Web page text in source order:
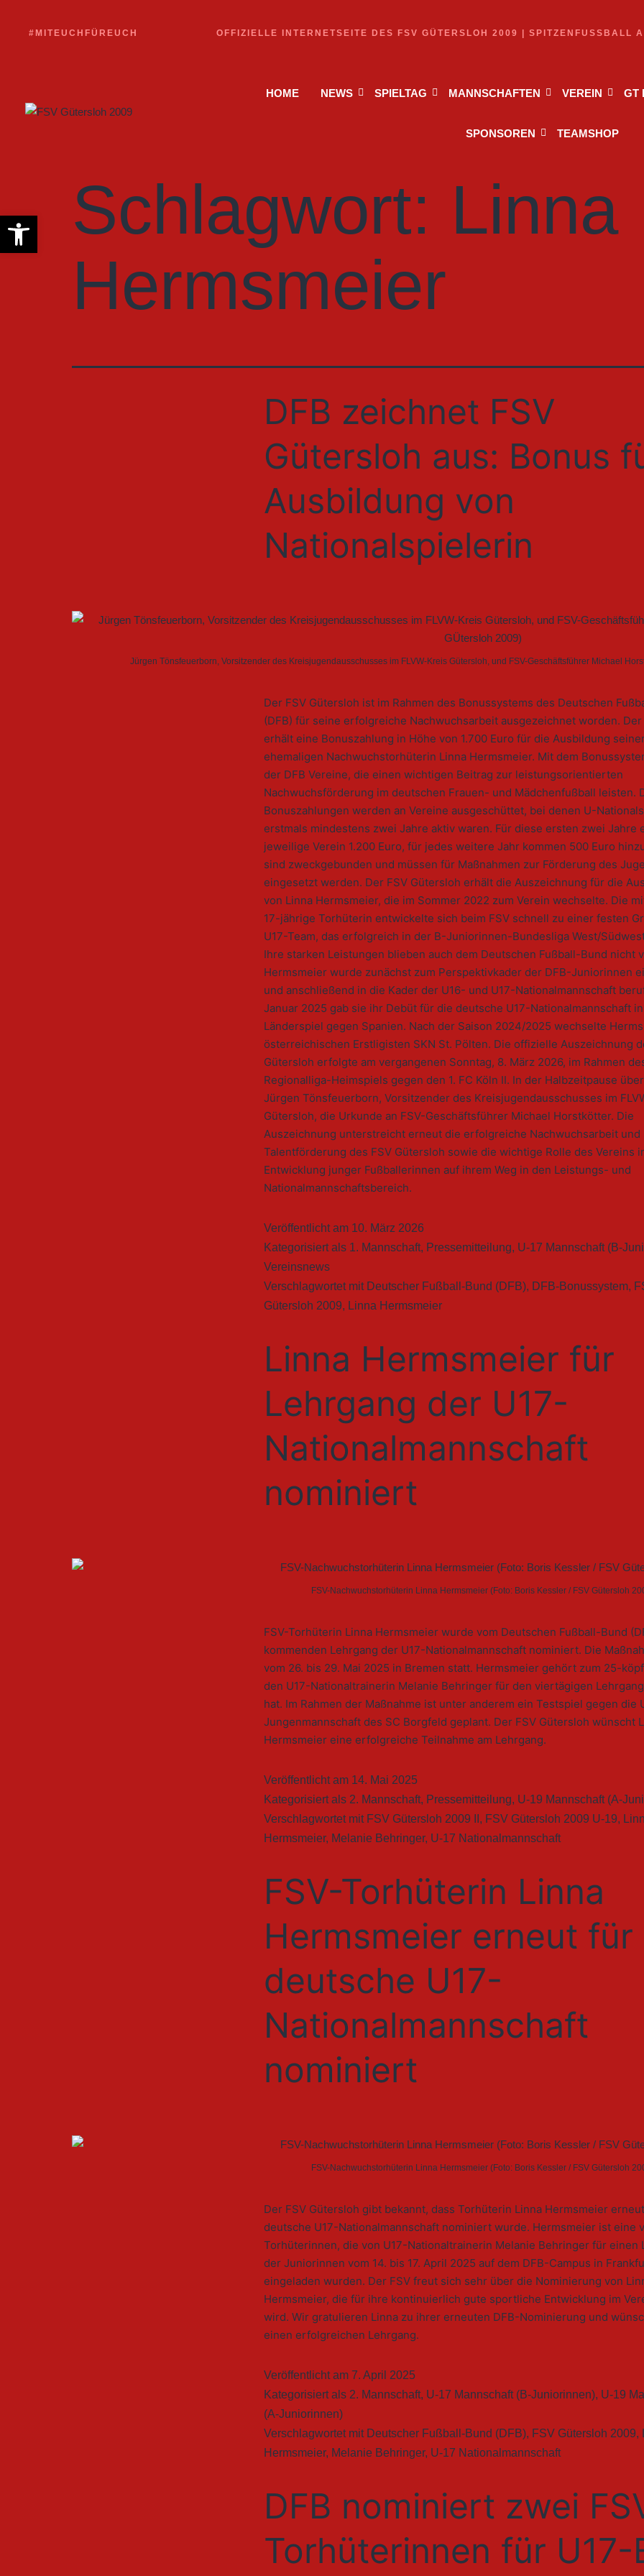
#MITEUCHFÜREUCH OFFIZIELLE INTERNETSEITE DES FSV GÜTERSLOH 2009 | SPITZENFUSSBALL
HOME NEWS SPIELTAG MANNSCHAFTEN VEREIN GT
SPONSOREN TEAMSHOP
Schlagwort: Linna
Hermsmeier
DFB zeichnet FSV
Gütersloh aus: Bonus
Ausbildung von
Nationalspielerin
Jürgen Tönsfeuerborn, Vorsitzender des Kreisjugendausschusses im FLVW-Kreis Gütersloh, und FSV-Geschäftsführer Michael
Der FSV Gütersloh ist im Rahmen des Bonussystems des Deutschen
(DFB) für seine erfolgreiche Nachwuchsarbeit ausgezeichnet worden.
erhält eine Bonuszahlung in Höhe von 1.700 Euro für die Ausbildung
ehemaligen Nachwuchstorhüterin Linna Hermsmeier. Mit dem
der DFB Vereine, die einen wichtigen Beitrag zur leistungsorientierten
Nachwuchsförderung im deutschen Frauen- und Mädchenfußball leisten.
Bonuszahlungen werden an Vereine ausgeschüttet, bei denen U-
erstmals mindestens zwei Jahre aktiv waren. Für diese ersten zwei Jahre
jeweilige Verein 1.200 Euro, für jedes weitere Jahr kommen 500 Euro
sind zweckgebunden und müssen für Maßnahmen zur Förderung des
eingesetzt werden. Der FSV Gütersloh erhält die Auszeichnung für die
von Linna Hermsmeier, die im Sommer 2022 zum Verein wechselte. Die
17-jährige Torhüterin entwickelte sich beim FSV schnell zu einer festen
U17-Team, das erfolgreich in der B-Juniorinnen-Bundesliga West/
Ihre starken Leistungen blieben auch dem Deutschen Fußball-Bund nicht
Hermsmeier wurde zunächst zum Perspektivkader der DFB-Juniorinnen
und anschließend in die Kader der U16- und U17-Nationalmannschaft
Januar 2025 gab sie ihr Debüt für die deutsche U17-Nationalmannschaft
Länderspiel gegen Spanien. Nach der Saison 2024/2025 wechselte
österreichischen Erstligisten SKN St. Pölten. Die offizielle Auszeichnung
Gütersloh erfolgte am vergangenen Sonntag, 8. März 2026, im Rahmen
Regionalliga-Heimspiels gegen den 1. FC Köln II. In der Halbzeitpause
Jürgen Tönsfeuerborn, Vorsitzender des Kreisjugendausschusses im
Gütersloh, die Urkunde an FSV-Geschäftsführer Michael Horstkötter. Die
Auszeichnung unterstreicht erneut die erfolgreiche Nachwuchsarbeit und
Talentförderung des FSV Gütersloh sowie die wichtige Rolle des Vereins
Entwicklung junger Fußballerinnen auf ihrem Weg in den Leistungs- und
Nationalmannschaftsbereich.
Veröffentlicht am 10. März 2026
Kategorisiert als 1. Mannschaft, Pressemitteilung, U-17 Mannschaft (B-
Vereinsnews
Verschlagwortet mit Deutscher Fußball-Bund (DFB), DFB-Bonussystem,
Gütersloh 2009, Linna Hermsmeier
Linna Hermsmeier für
Lehrgang der U17-
Nationalmannschaft
nominiert
FSV-Nachwuchstorhüterin Linna Hermsmeier (Foto: Boris Kessler / FSV Gütersloh
FSV-Torhüterin Linna Hermsmeier wurde vom Deutschen Fußball-Bund
kommenden Lehrgang der U17-Nationalmannschaft nominiert. Die
vom 26. bis 29. Mai 2025 in Bremen statt. Hermsmeier gehört zum 25-
den U17-Nationaltrainerin Melanie Behringer für den viertägigen
hat. Im Rahmen der Maßnahme ist unter anderem ein Testspiel gegen die
Jungenmannschaft des SC Borgfeld geplant. Der FSV Gütersloh wünscht
Hermsmeier eine erfolgreiche Teilnahme am Lehrgang.
Veröffentlicht am 14. Mai 2025
Kategorisiert als 2. Mannschaft, Pressemitteilung, U-19 Mannschaft (A-
Verschlagwortet mit FSV Gütersloh 2009 II , FSV Gütersloh 2009 U-19,
Hermsmeier, Melanie Behringer, U-17 Nationalmannschaft
FSV-Torhüterin Linna
Hermsmeier erneut für
deutsche U17-
Nationalmannschaft
nominiert
FSV-Nachwuchstorhüterin Linna Hermsmeier (Foto: Boris Kessler / FSV Gütersloh
Der FSV Gütersloh gibt bekannt, dass Torhüterin Linna Hermsmeier
deutsche U17-Nationalmannschaft nominiert wurde. Hermsmeier ist eine
Torhüterinnen, die von U17-Nationaltrainerin Melanie Behringer für einen
der Juniorinnen vom 14. bis 17. April 2025 auf dem DFB-Campus in
eingeladen wurden. Der FSV freut sich sehr über die Nominierung von
Hermsmeier, die für ihre kontinuierlich gute sportliche Entwicklung im
wird. Wir gratulieren Linna zu ihrer erneuten DFB-Nominierung und
einen erfolgreichen Lehrgang.
Veröffentlicht am 7. April 2025
Kategorisiert als 2. Mannschaft, U-17 Mannschaft (B-Juniorinnen), U-19
(A-Juniorinnen)
Verschlagwortet mit Deutscher Fußball-Bund (DFB), FSV Gütersloh 2009,
Hermsmeier, Melanie Behringer, U-17 Nationalmannschaft
DFB nominiert zwei
Torhüterinnen für U17-
Werkzeugleiste öffnen